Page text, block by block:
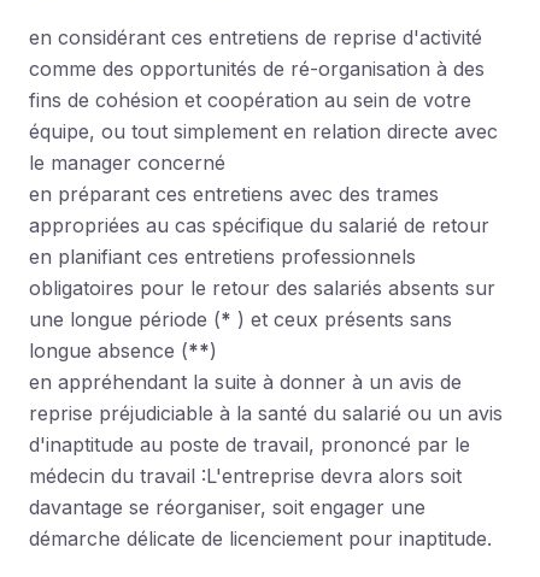
en considérant ces entretiens de reprise d'activité
comme des opportunités de ré-organisation à des
fins de cohésion et coopération au sein de votre
équipe, ou tout simplement en relation directe avec
le manager concerné
en préparant ces entretiens avec des trames
appropriées au cas spécifique du salarié de retour
en planifiant ces entretiens professionnels
obligatoires pour le retour des salariés absents sur
une longue période (* ) et ceux présents sans
longue absence (**)
en appréhendant la suite à donner à un avis de
reprise préjudiciable à la santé du salarié ou un avis
d'inaptitude au poste de travail, prononcé par le
médecin du travail :L'entreprise devra alors soit
davantage se réorganiser, soit engager une
démarche délicate de licenciement pour inaptitude.